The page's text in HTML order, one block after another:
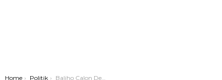
You are here:
Home Politik Baliho Calon Dewan Provinsi Jabar, Ahmad Bajuri Memukau dengan Komitmen dan Kreativitasnya